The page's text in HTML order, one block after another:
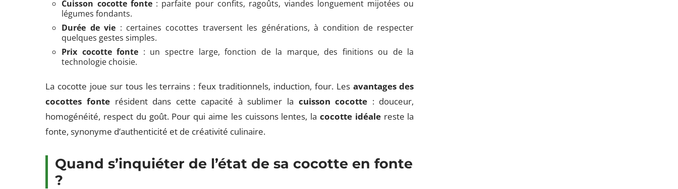
Cuisson cocotte fonte: parfaite pour confits, ragoûts, viandes longuement mijotées ou
légumes fondants.
Durée de vie : certaines cocottes traversent les générations, à condition de respecter
quelques gestes simples.
Prix cocotte fonte : un spectre large, fonction de la marque, des finitions ou de la
technologie choisie.
La cocotte joue sur tous les terrains : feux traditionnels, induction, four. Les avantages des
cocottes fonterésident dans cette capacité à sublimer la cuisson cocotte : douceur,
homogénéité, respect du goût. Pour qui aime les cuissons lentes, la cocotte idéalereste la
fonte, synonyme d’authenticité et de créativité culinaire.
Quand s’inquiéter de l’état de sa cocotte en fonte
?